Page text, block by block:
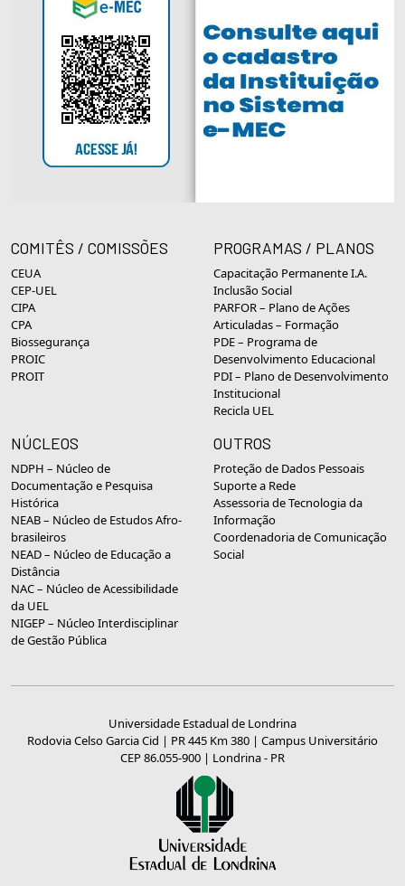
COMITÊS / COMISSÕES
CEUA
CEP-UEL
CIPA
CPA
Biossegurança
PROIC
PROIT
PROGRAMAS / PLANOS
Capacitação Permanente I.A.
Inclusão Social
PARFOR – Plano de Ações
Articuladas – Formação
PDE – Programa de
Desenvolvimento Educacional
PDI – Plano de Desenvolvimento
Institucional
Recicla UEL
NÚCLEOS
NDPH – Núcleo de
Documentação e Pesquisa
Histórica
NEAB – Núcleo de Estudos Afro-
brasileiros
NEAD – Núcleo de Educação a
Distância
NAC – Núcleo de Acessibilidade
da UEL
NIGEP – Núcleo Interdisciplinar
de Gestão Pública
OUTROS
Proteção de Dados Pessoais
Suporte a Rede
Assessoria de Tecnologia da
Informação
Coordenadoria de Comunicação
Social
Universidade Estadual de Londrina
Rodovia Celso Garcia Cid | PR 445 Km 380 | Campus Universitário
CEP 86.055-900 | Londrina - PR